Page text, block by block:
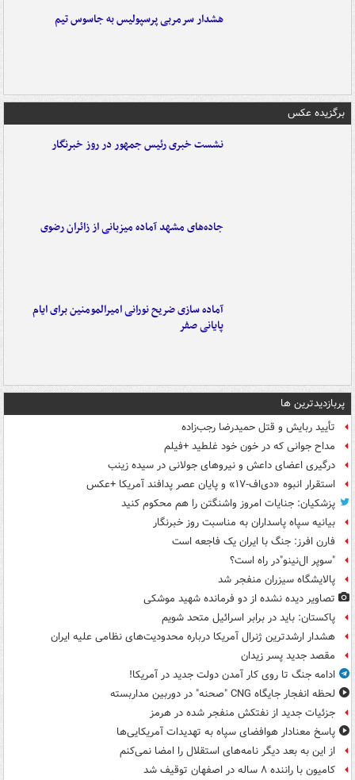
هشدار سرمربی پرسپولیس به جاسوس تیم
برگزیده عکس
نشست خبری رئیس جمهور در روز خبرنگار
جاده‌های مشهد آماده میزبانی از زائران رضوی
آماده سازی ضریح نورانی امیرالمومنین برای ایام
پایانی صفر
پربازدیدترین ها
تأیید ربایش و قتل حمیدرضا رجب‌زاده
مداح جوانی که در خون خود غلطید +فیلم
درگیری اعضای داعش و نیروهای جولانی در سیده زینب
استقرار انبوه «دی‌اف‑۱۷» و پایان عصر پدافند آمریکا +عکس
پزشکیان: جنایات امروز واشنگتن را هم محکوم کنید
بیانیه سپاه پاسداران به مناسبت روز خبرنگار
فارن افرز: جنگ با ایران یک فاجعه است
"سوپر ال‌نینو"در راه است؟
پالایشگاه سیزران منفجر شد
تصاویر دیده‌ نشده از دو فرمانده شهید موشکی
پاکستان: باید در برابر اسرائیل متحد شویم
هشدار ارشدترین ژنرال آمریکا درباره محدودیت‌های نظامی علیه ایران
مقصد جدید پسر زیدان
ادامه جنگ تا روی کار آمدن دولت جدید در آمریکا!
لحظه انفجار جایگاه CNG "صحنه" در دوربین مداربسته
جزئیات جدید از نفتکش منفجر شده در هرمز
پاسخ معنادار هوافضای سپاه به تهدیدات آمریکایی‌ها
از این به بعد دیگر نامه‌های استقلال را امضا نمی‌کنم
کامیون با راننده ۸ ساله در اصفهان توقیف شد